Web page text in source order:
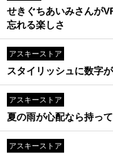
せきぐちあいみさんが
忘れる楽しさ
アスキーストア
スタイリッシュに数字
アスキーストア
夏の雨が心配なら持っ
アスキーストア